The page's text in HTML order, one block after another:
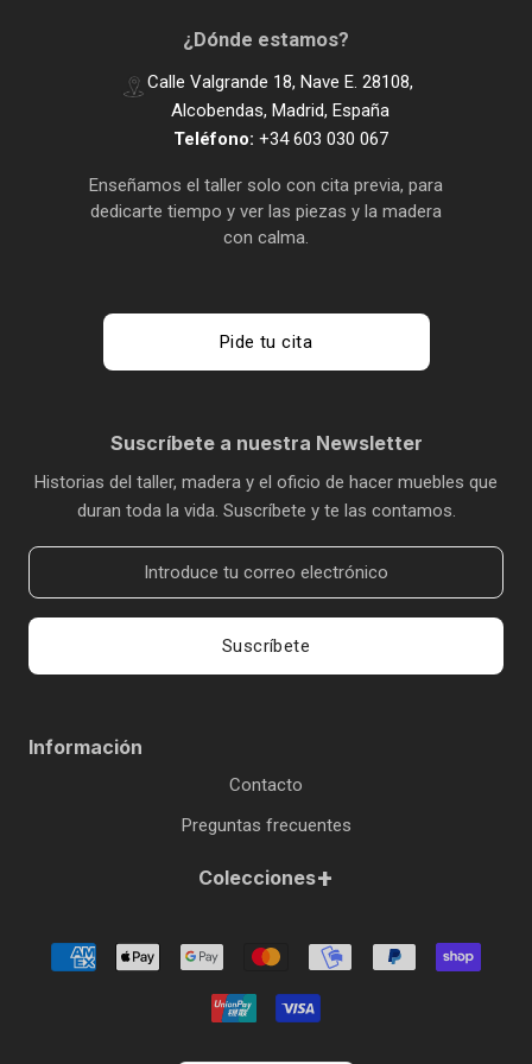
¿Dónde estamos?
Calle Valgrande 18, Nave E. 28108,
Alcobendas, Madrid, España
Teléfono: +34 603 030 067
Enseñamos el taller solo con cita previa, para
dedicarte tiempo y ver las piezas y la madera
con calma.
Pide tu cita
Suscríbete a nuestra Newsletter
Historias del taller, madera y el oficio de hacer muebles que
duran toda la vida. Suscríbete y te las contamos.
Suscríbete
Información
Contacto
Preguntas frecuentes
Colecciones+